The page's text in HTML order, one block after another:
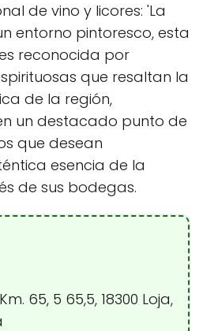
de vino y licores: 'La
entorno pintoresco, esta
reconocida por
que resaltan la
de la región,
un destacado punto de
que desean
esencia de la
de sus bodegas.
65, 5 65,5, 18300 Loja,